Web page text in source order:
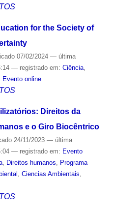
for the Society of
07/02/2024 — última
— registrado em: Ciência,
Evento online
Direitos da
e o Giro Biocêntrico
24/11/2023 — última
— registrado em: Evento
, Direitos humanos
Programa
Ciencias Ambientais